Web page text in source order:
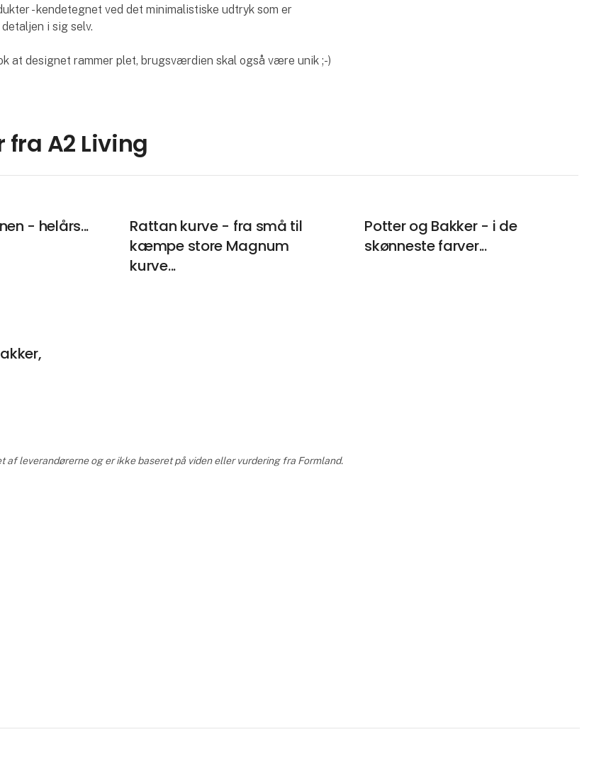
- kendetegnet ved det minimalistiske udtryk som er
i sig selv.
at designet rammer plet, brugsværdien skal også være unik ;-)
fra A2 Living
- helårs...
Rattan kurve - fra små til
kæmpe store Magnum
kurve...
Potter og Bakker - i de
skønneste farver...
leverandørerne og er ikke baseret på viden eller vurdering fra Formland.